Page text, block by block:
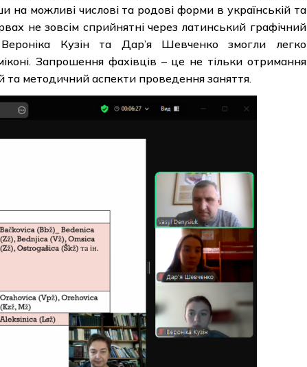
на можливі числові та родові форми в українській та
не зовсім сприйнятні через латинський графічний
Кузін та Дар’я Шевченко змогли легко
Запрошення фахівців – це не тільки отримання
та методичний аспекти проведення заняття.